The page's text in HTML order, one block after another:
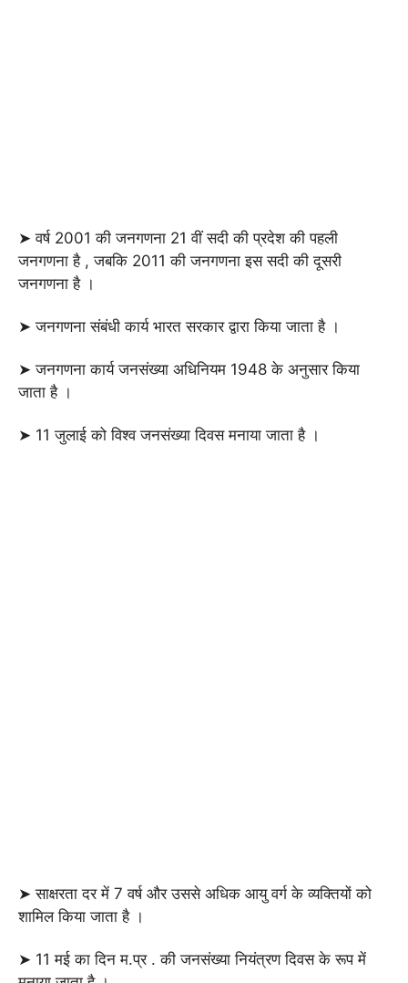
➤ वर्ष 2001 की जनगणना 21 वीं सदी की प्रदेश की पहली
जनगणना है , जबकि 2011 की जनगणना इस सदी की दूसरी
जनगणना है ।
➤ जनगणना संबंधी कार्य भारत सरकार द्वारा किया जाता है ।
➤ जनगणना कार्य जनसंख्या अधिनियम 1948 के अनुसार किया
जाता है ।
➤ 11 जुलाई को विश्व जनसंख्या दिवस मनाया जाता है ।
➤ साक्षरता दर में 7 वर्ष और उससे अधिक आयु वर्ग के व्यक्तियों को
शामिल किया जाता है ।
➤ 11 मई का दिन म.प्र . की जनसंख्या नियंत्रण दिवस के रूप में